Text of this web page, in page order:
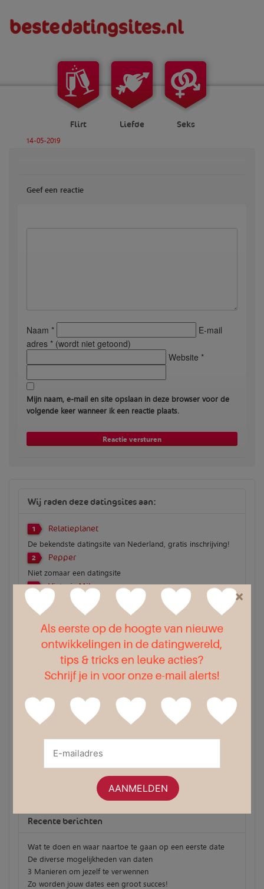
Flirt Liefde Seks
14-05-2019
Geef een reactie
Naam *
E-mail
adres * (wordt niet getoond)
Website *
Mijn naam, e-mail en site opslaan in deze browser voor de
volgende keer wanneer ik een reactie plaats.
Wij raden deze datingsites aan:
1 Relatieplanet
De bekendste datingsite van Nederland, gratis inschrijving!
2 Pepper
Niet zomaar een datingsite
3 Victoria Milan
100% anoniem en zeer discreet
Recente berichten
Wat te doen en waar naartoe te gaan op een eerste date
De diverse mogelijkheden van daten
3 Manieren om jezelf te verwennen
Zo worden jouw dates een groot succes!
×